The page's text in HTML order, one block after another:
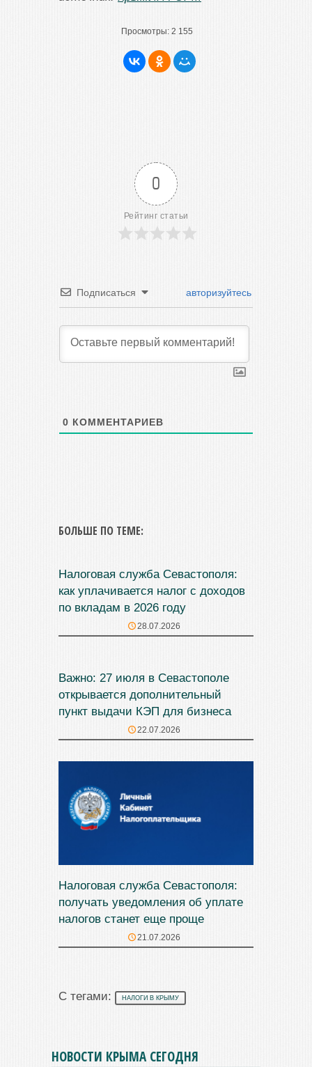
Просмотры: 2 155
0
Рейтинг статьи
Подписаться авторизуйтесь
0 КОММЕНТАРИЕВ
БОЛЬШЕ ПО ТЕМЕ:
Налоговая служба Севастополя:
как уплачивается налог с доходов
по вкладам в 2026 году
28.07.2026
Важно: 27 июля в Севастополе
открывается дополнительный
пункт выдачи КЭП для бизнеса
22.07.2026
Налоговая служба Севастополя:
получать уведомления об уплате
налогов станет еще проще
21.07.2026
С тегами: НАЛОГИ В КРЫМУ
НОВОСТИ КРЫМА СЕГОДНЯ